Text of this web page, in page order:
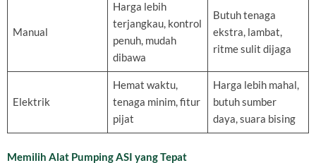
Manual
Harga lebih
terjangkau, kontrol
penuh, mudah
dibawa
Butuh tenaga
ekstra, lambat,
ritme sulit dijaga
Elektrik
Hemat waktu,
tenaga minim, fitur
pijat
Harga lebih mahal,
butuh sumber
daya, suara bising
Memilih Alat Pumping ASI yang Tepat